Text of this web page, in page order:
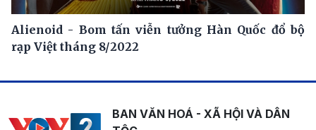
Alienoid - Bom tấn viễn tưởng Hàn Quốc đổ bộ
rạp Việt tháng 8/2022
BAN VĂN HOÁ - XÃ HỘI VÀ DÂN